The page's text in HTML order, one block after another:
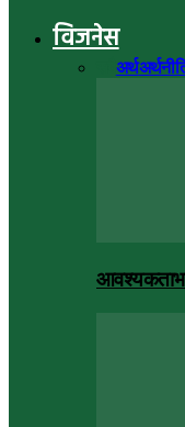
विजनेस
अर्थ